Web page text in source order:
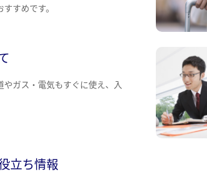
すめです。
ガス・電気もすぐに使え、入
立ち情報